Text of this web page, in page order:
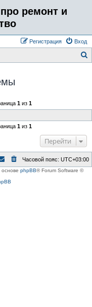
ремонт и
Вход
Регистрация
1из 1
1из 1
Перейти
Часовой пояс: UTC+03:00
phpBB® Forum Software ©